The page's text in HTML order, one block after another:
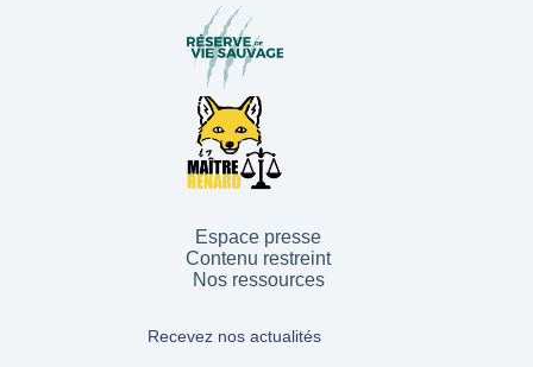
Espace presse
Contenu restreint
Nos ressources
Recevez nos actualités